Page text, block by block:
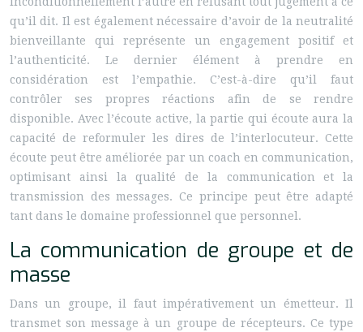
qu’il dit. Il est également nécessaire d’avoir de la neutralité
bienveillante qui représente un engagement positif et
l’authenticité. Le dernier élément à prendre en
considération est l’empathie. C’est-à-dire qu’il faut
contrôler ses propres réactions afin de se rendre
disponible. Avec l’écoute active, la partie qui écoute aura la
capacité de reformuler les dires de l’interlocuteur. Cette
écoute peut être améliorée par un coach en communication,
optimisant ainsi la qualité de la communication et la
transmission des messages. Ce principe peut être adapté
tant dans le domaine professionnel que personnel.
La communication de groupe et de
masse
Dans un groupe, il faut impérativement un émetteur. Il
transmet son message à un groupe de récepteurs. Ce type